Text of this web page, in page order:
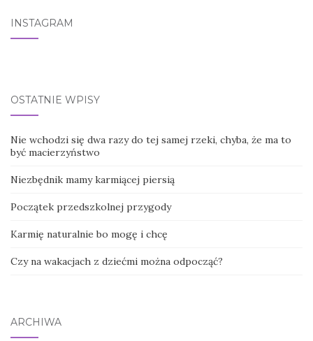
INSTAGRAM
OSTATNIE WPISY
Nie wchodzi się dwa razy do tej samej rzeki, chyba, że ma to
być macierzyństwo
Niezbędnik mamy karmiącej piersią
Początek przedszkolnej przygody
Karmię naturalnie bo mogę i chcę
Czy na wakacjach z dziećmi można odpocząć?
ARCHIWA